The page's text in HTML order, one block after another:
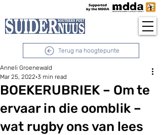
Terug na hoogtepunte
BOEKERUBRIEK – Om te
ervaar in die oomblik –
wat rugby ons van lees
Anneli Groenewald
Mar 25, 2022 3 min read